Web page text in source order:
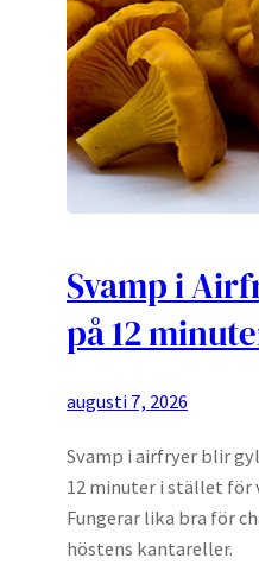
Svamp i
på 12
augusti 7, 2026
Svamp i airfryer blir
12 minuter i stället för
Fungerar lika bra för
höstens kantareller.